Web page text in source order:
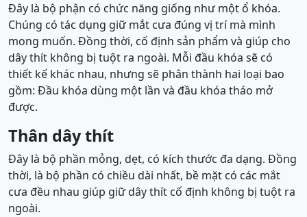
Đây là bộ phận có chức năng giống như một ổ khóa.
Chúng có tác dụng giữ mắt cưa đúng vị trí mà mình
mong muốn. Đồng thời, cố định sản phẩm và giúp cho
dây thít không bị tuột ra ngoài. Mỗi đầu khóa sẽ có
thiết kế khác nhau, nhưng sẽ phân thành hai loại bao
gồm: Đầu khóa dùng một lần và đầu khóa tháo mở
được.
Thân dây thít
Đây là bộ phần mỏng, dẹt, có kích thước đa dạng. Đồng
thời, là bộ phần có chiều dài nhất, bề mặt có các mắt
cưa đều nhau giúp giữ dây thít cố định không bị tuột ra
ngoài.